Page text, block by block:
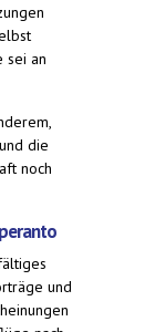
sei an
die
noch
und